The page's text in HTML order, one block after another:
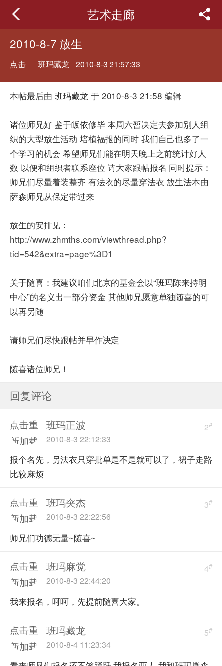
艺术走廊
2010-8-7 放生
点击
重新
班玛藏龙 2010-8-3 21:57:33
本帖最后由 班玛藏龙 于 2010-8-3 21:58 编辑
诸位师兄好 鉴于皈依修毕 本周六暂决定去参加别人组
织的大型放生活动 培植福报的同时 我们自己也多了一
个学习的机会 希望师兄们能在明天晚上之前统计好人
数 以便和组织者联系座位 请大家跟帖报名 同时提示：
师兄们尽量着装整齐 有法衣的尽量穿法衣 放生法本由
萨森师兄从保定带过来
放生的安排见：
http://www.zhmths.com/viewthread.php?
tid=542&extra=page%3D1
关于随喜：我建议咱们北京的基金会以“班玛陈来持明
中心”的名义出一部分资金 其他师兄愿意单独随喜的可
以再另随
请师兄们尽快跟帖并早作决定
随喜诸位师兄！
回复评论
点击重
新加载
2#
班玛正波
2010-8-3 22:12:33
报个名先，另法衣只穿批单是不是就可以了，裙子走路
比较麻烦
点击重
新加载
3#
班玛突杰
2010-8-3 22:22:56
师兄们功德无量~随喜~
点击重
新加载
4#
班玛麻觉
2010-8-3 22:44:20
我来报名，呵呵，先提前随喜大家。
点击重
新加载
5#
班玛藏龙
2010-8-4 11:23:34